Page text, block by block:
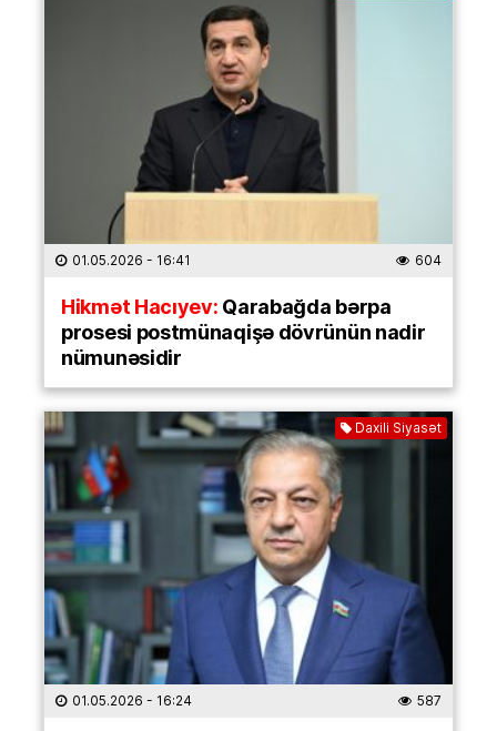
01.05.2026 - 16:41 604
Hikmət Hacıyev:Qarabağda bərpa
prosesi postmünaqişə dövrünün nadir
nümunəsidir
Daxili Siyasət
01.05.2026 - 16:24 587